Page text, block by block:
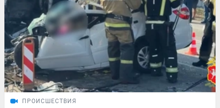
ПРОИСШЕСТВИЯ